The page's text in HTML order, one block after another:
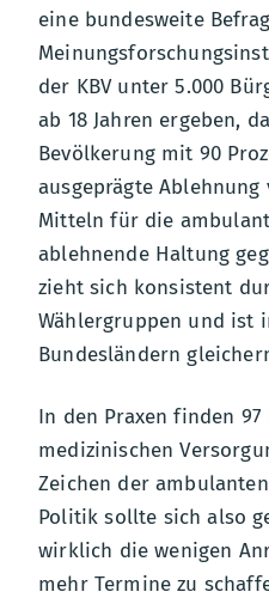
eine bundesweite
der KBV unter 5.000
ab 18 Jahren ergeben,
Bevölkerung mit 90
ausgeprägte Ablehnung
Mitteln für die
ablehnende Haltung
zieht sich konsistent
Wählergruppen und ist
Bundesländern
In den Praxen finden 97
medizinischen
Zeichen der
Politik sollte sich also
wirklich die wenigen
mehr Termine zu